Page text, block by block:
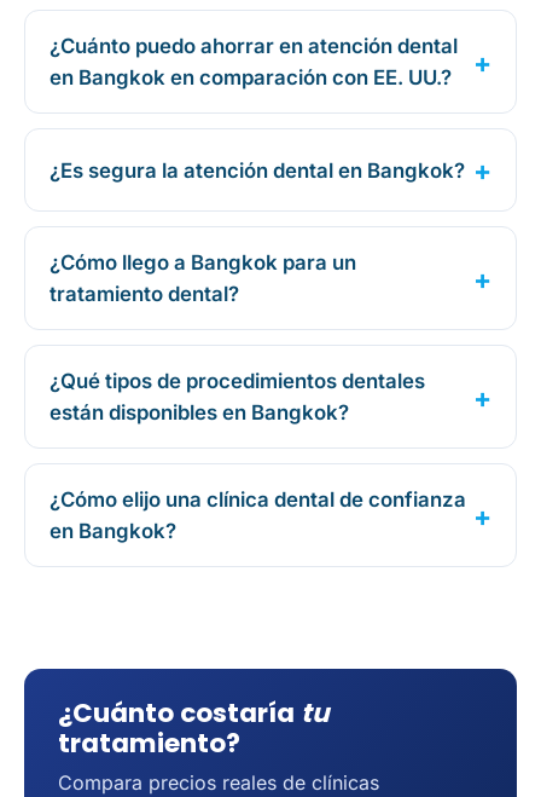
¿Cuánto puedo ahorrar en atención dental
en Bangkok en comparación con EE. UU.?
¿Es segura la atención dental en Bangkok?
¿Cómo llego a Bangkok para un
tratamiento dental?
¿Qué tipos de procedimientos dentales
están disponibles en Bangkok?
¿Cómo elijo una clínica dental de confianza
en Bangkok?
¿Cuánto costaría tu
tratamiento?
Compara precios reales de clínicas